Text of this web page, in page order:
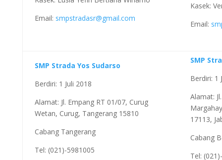
Email: smpstradasr@gmail.com
Kasek:
Email:
SMP Strada Yos Sudarso
Berdiri: 1 Juli 2018
Alamat: Jl. Empang RT 01/07, Curug
Wetan, Curug, Tangerang 15810
Cabang Tangerang
Tel: (021)-5981005
SMP
Berdiri: 1
Alamat:
17113,
Cabang
Tel: